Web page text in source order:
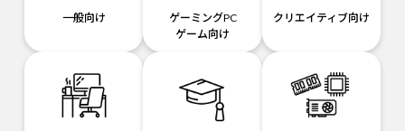
一般向け
ゲーミングPC
ゲーム向け
クリエイティブ向け